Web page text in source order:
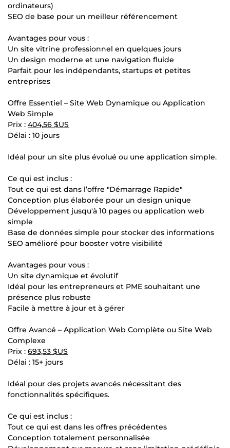
ordinateurs)
SEO de base pour un meilleur référencement
Avantages pour vous :
Un site vitrine professionnel en quelques jours
Un design moderne et une navigation fluide
Parfait pour les indépendants, startups et petites
entreprises
Offre Essentiel – Site Web Dynamique ou Application
Web Simple
Prix : 404,56 $US
Délai : 10 jours
Idéal pour un site plus évolué ou une application simple.
Ce qui est inclus :
Tout ce qui est dans l’offre "Démarrage Rapide"
Conception plus élaborée pour un design unique
Développement jusqu'à 10 pages ou application web
simple
Base de données simple pour stocker des informations
SEO amélioré pour booster votre visibilité
Avantages pour vous :
Un site dynamique et évolutif
Idéal pour les entrepreneurs et PME souhaitant une
présence plus robuste
Facile à mettre à jour et à gérer
Offre Avancé – Application Web Complète ou Site Web
Complexe
Prix : 693,53 $US
Délai : 15+ jours
Idéal pour des projets avancés nécessitant des
fonctionnalités spécifiques.
Ce qui est inclus :
Tout ce qui est dans les offres précédentes
Conception totalement personnalisée